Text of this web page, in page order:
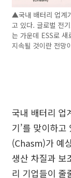
▲국내 배터리 업계
고 있다. 글로벌 전
는 가운데 ESS로
지속될 것이란 전망
국내 배터리 업
기’를 맞이하
(Chasm)가 예
생산 차질과 보
리 기업들이 줄